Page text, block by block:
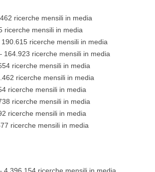
ricerche mensili in media
ricerche mensili in media
ricerche mensili in media
164.923 ricerche mensili in media
ricerche mensili in media
ricerche mensili in media
ricerche mensili in media
ricerche mensili in media
ricerche mensili in media
ricerche mensili in media